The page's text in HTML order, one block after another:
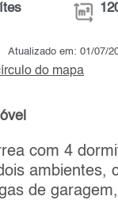
Atualizado em: 01/07/
do mapa
com 4
ambientes,
de